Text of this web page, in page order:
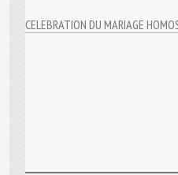
CELEBRATION DU MARIAGE